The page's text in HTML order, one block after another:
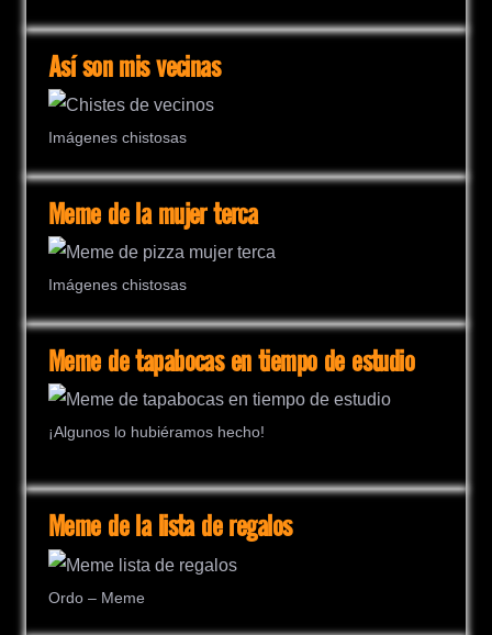
Así son mis vecinas
Imágenes chistosas
Meme de la mujer terca
Imágenes chistosas
Meme de tapabocas en tiempo de estudio
¡Algunos lo hubiéramos hecho!
Meme de la lista de regalos
Ordo – Meme